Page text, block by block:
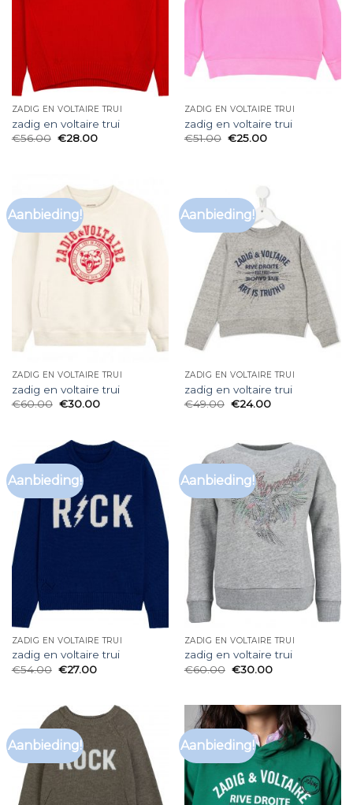
ZADIG EN VOLTAIRE TRUI
zadig en voltaire trui
€56.00 €28.00
ZADIG EN VOLTAIRE TRUI
zadig en voltaire trui
€51.00 €25.00
Aanbieding!
ZADIG EN VOLTAIRE TRUI
zadig en voltaire trui
€60.00 €30.00
Aanbieding!
ZADIG EN VOLTAIRE TRUI
zadig en voltaire trui
€49.00 €24.00
Aanbieding!
ZADIG EN VOLTAIRE TRUI
zadig en voltaire trui
€54.00 €27.00
Aanbieding!
ZADIG EN VOLTAIRE TRUI
zadig en voltaire trui
€60.00 €30.00
Aanbieding! Aanbieding!